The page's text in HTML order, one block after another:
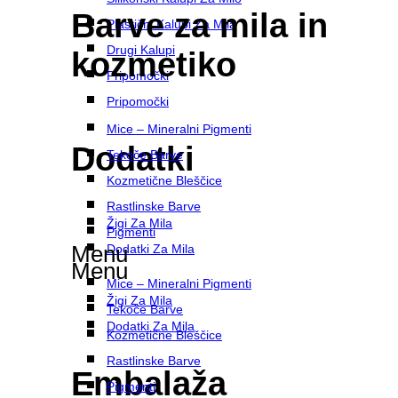
Plastični Kalupi Za Mila
Drugi Kalupi
Pripomočki
Pripomočki
Dodatki
Žigi Za Mila
Dodatki Za Mila
Menu
Žigi Za Mila
Dodatki Za Mila
Embalaža
Barve za mila in
kozmetiko
Mice – Mineralni Pigmenti
Tekoče Barve
Kozmetične Bleščice
Rastlinske Barve
Pigmenti
Menu
Mice – Mineralni Pigmenti
Tekoče Barve
Kozmetične Bleščice
Rastlinske Barve
Pigmenti